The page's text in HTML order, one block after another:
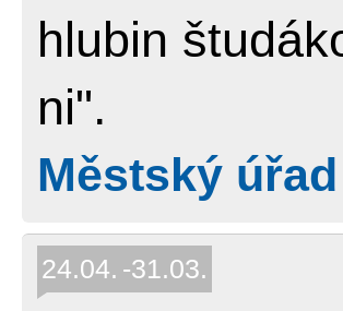
hlubin
ni".
Městský
24.04. 31.03.